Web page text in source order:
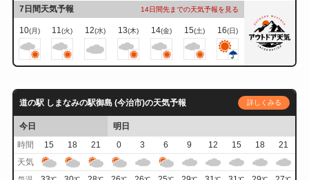
7日間天気予報 14日間先までの天気予報を見る
10(月) 11(火) 12(水) 13(木) 14(金) 15(土) 16(日)
道の駅 しまなみの駅御島 (今治市)の天気予報 詳しくみる
今日
明日
時間
15 18 21 0 3 6 9 12 15 18
21
天気